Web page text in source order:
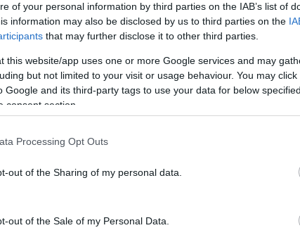
of your personal information by third parties on the IAB’s list of
information may also be disclosed by us to third parties on the
that may further disclose it to other third parties.
this website/app uses one or more Google services and may
but not limited to your visit or usage behaviour. You may
Google and its third-party tags to use your data for below
consent section.
Processing Opt Outs
out of the Sharing of my personal data.
out of the Sale of my Personal Data.
ΤΟΥΡΙΣΜΟΣ
Twinn Downtown Piraeus: Η νέα
ξενοδοχειακή άφιξη του Πειραιά